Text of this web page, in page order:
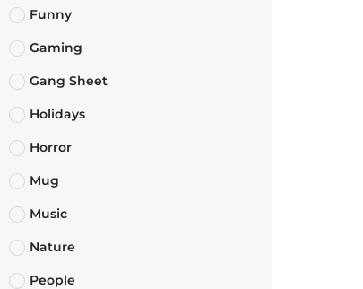
Funny
Gaming
Gang Sheet
Holidays
Horror
Mug
Music
Nature
People